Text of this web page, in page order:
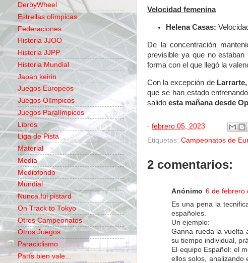
Velocidad femenina
Helena Casas:
De la concentración
previsible ya que no estaban
forma con el que llegó la
Con la excepción de Larrarte,
que se han estado
salido esta mañana desde
- febrero 05, 2023
Etiquetas: Campeonatos de
2 comentarios:
Anónimo 6 de febrero
Es una pena la
españoles.
Un ejemplo:
Ganna rueda la vuelta
su tiempo individual,
El equipo Español: el
ellos solos, analizando
DerbyWheel
Estrellas olímpicas
Federaciones
Historia JJOO
Historia JJPP
Historia Mundial
Japan keirin
Juegos Europeos
Juegos Olímpicos
Juegos Paralímpicos
Libros
Liga de Pista
Material
Media
Mediofondo
Mundial
Nunca fui pistard
On Track to Tokyo
Otros Campeonatos
Otros Juegos
Paraciclismo
París bien vale...